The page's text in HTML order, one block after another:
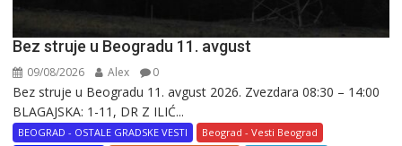
Bez struje u Beogradu 11. avgust
09/08/2026 Alex 0
Bez struje u Beogradu 11. avgust 2026. Zvezdara 08:30 – 14:00
BLAGAJSKA: 1-11, DR Z ILIĆ...
BEOGRAD - OSTALE GRADSKE VESTI
Beograd - Vesti Beograd